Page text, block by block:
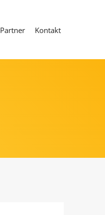
Partner Kontakt